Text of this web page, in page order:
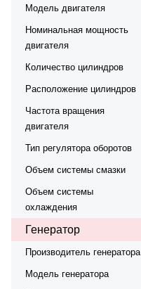
Модель двигателя
Номинальная мощность
двигателя
Количество цилиндров
Расположение цилиндров
Частота вращения
двигателя
Тип регулятора оборотов
Объем системы смазки
Объем системы
охлаждения
Генератор
Производитель генератора
Модель генератора